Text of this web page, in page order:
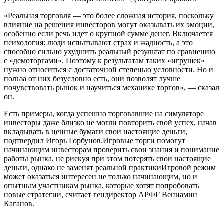
«Реальная торговля — это более сложная история, поскольку
влияние на решения инвесторов могут оказывать их эмоции,
особенно если речь идет о крупной сумме денег. Включается
психология: люди испытывают страх и жадность, а это
способно сильно ухудшить реальный результат по сравнению
с «демоторгами». Поэтому к результатам таких «игрушек»
нужно относиться с достаточной степенью условности. Но и
польза от них безусловно есть, они позволят лучше
почувствовать рынок и научиться механике торгов», — сказал
он.
Есть примеры, когда успешно торговавшие на симуляторе
инвесторы даже близко не могли повторить свой успех, начав
вкладывать в ценные бумаги свои настоящие деньги,
подтвердил Игорь Горбунов.Игровые торги помогут
начинающим инвесторам проверить свои знания и понимание
работы рынка, не рискуя при этом потерять свои настоящие
деньги, однако не заменят реальной практикиИгровой режим
может оказаться интересен не только начинающим, но и
опытным участникам рынка, которые хотят попробовать
новые стратегии, считает гендиректор АРФГ Вениамин
Каганов.